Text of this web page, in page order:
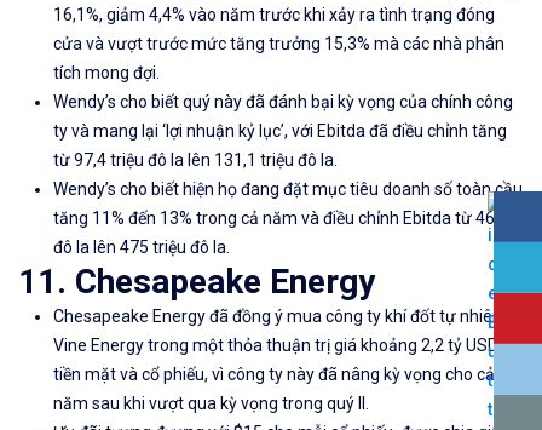
16,1%, giảm 4,4% vào năm trước khi xảy ra tình trạng đóng
cửa và vượt trước mức tăng trưởng 15,3% mà các nhà phân
tích mong đợi.
Wendy’s cho biết quý này đã đánh bại kỳ vọng của chính công
ty và mang lại ‘lợi nhuận kỷ lục’, với Ebitda đã điều chỉnh tăng
từ 97,4 triệu đô la lên 131,1 triệu đô la.
Wendy’s cho biết hiện họ đang đặt mục tiêu doanh số toàn cầu
tăng 11% đến 13% trong cả năm và điều chỉnh Ebitda từ 465
đô la lên 475 triệu đô la.
11. Chesapeake Energy
Chesapeake Energy đã đồng ý mua công ty khí đốt tự nhiên
Vine Energy trong một thỏa thuận trị giá khoảng 2,2 tỷ USD
tiền mặt và cổ phiếu, vì công ty này đã nâng kỳ vọng cho cả
năm sau khi vượt qua kỳ vọng trong quý II.